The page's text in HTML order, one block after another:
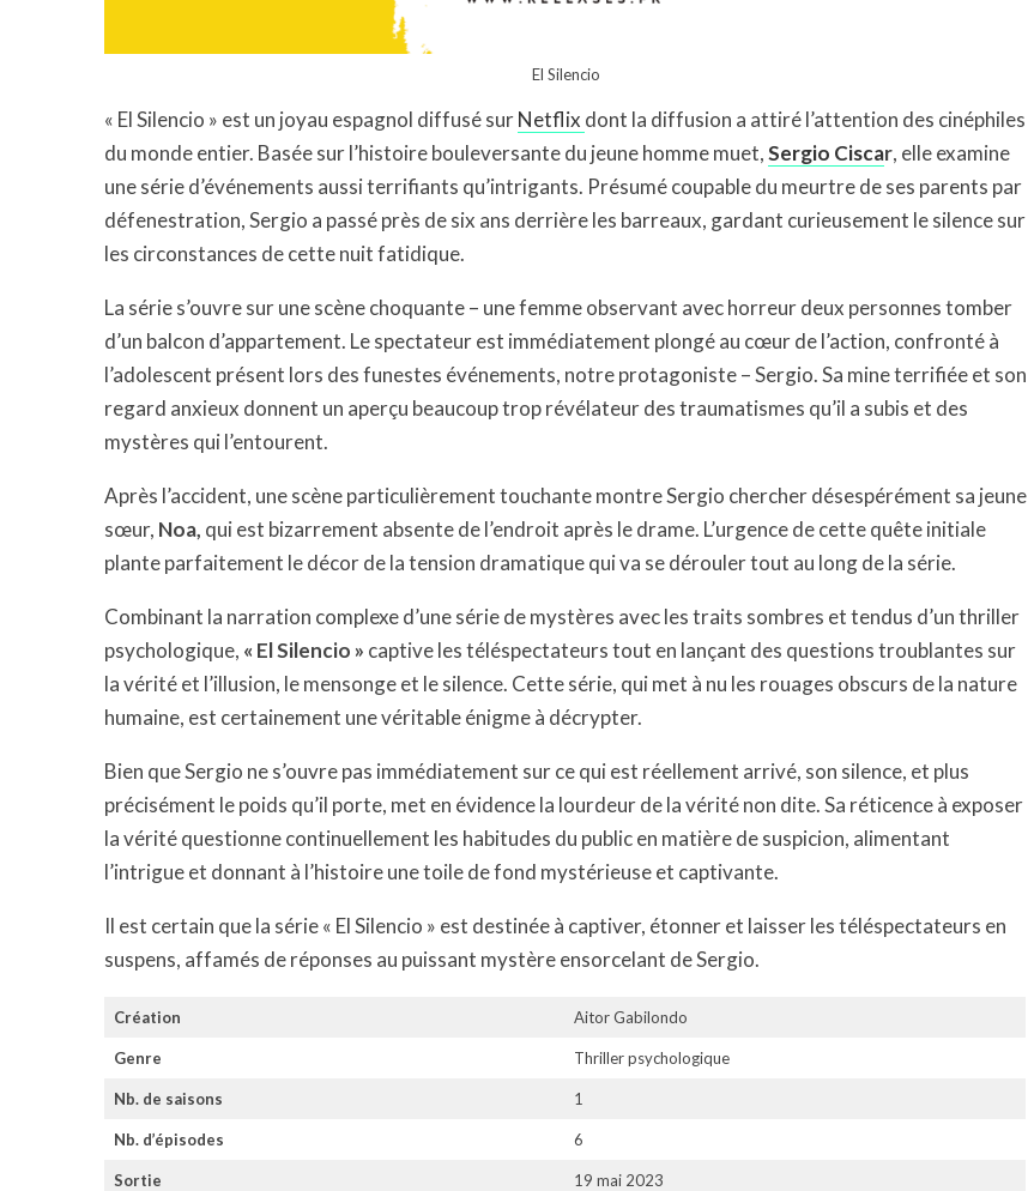
El Silencio
« El Silencio » est un joyau espagnol diffusé surNetflix dont la diffusion a attiré l’attention des cinéphiles
du monde entier. Basée sur l’histoire bouleversante du jeune homme muet,Sergio Ciscar, elle examine
une série d’événements aussi terrifiants qu’intrigants. Présumé coupable du meurtre de ses parents par
défenestration, Sergio a passé près de six ans derrière les barreaux, gardant curieusement le silence sur
les circonstances de cette nuit fatidique.
La série s’ouvre sur une scène choquante – une femme observant avec horreur deux personnes tomber
d’un balcon d’appartement. Le spectateur est immédiatement plongé au cœur de l’action, confronté à
l’adolescent présent lors des funestes événements, notre protagoniste – Sergio. Sa mine terrifiée et son
regard anxieux donnent un aperçu beaucoup trop révélateur des traumatismes qu’il a subis et des
mystères qui l’entourent.
Après l’accident, une scène particulièrement touchante montre Sergio chercher désespérément sa jeune
sœur, Noa, qui est bizarrement absente de l’endroit après le drame. L’urgence de cette quête initiale
plante parfaitement le décor de la tension dramatique qui va se dérouler tout au long de la série.
Combinant la narration complexe d’une série de mystères avec les traits sombres et tendus d’un thriller
psychologique, « El Silencio » captive les téléspectateurs tout en lançant des questions troublantes sur
la vérité et l’illusion, le mensonge et le silence. Cette série, qui met à nu les rouages obscurs de la nature
humaine, est certainement une véritable énigme à décrypter.
Bien que Sergio ne s’ouvre pas immédiatement sur ce qui est réellement arrivé, son silence, et plus
précisément le poids qu’il porte, met en évidence la lourdeur de la vérité non dite. Sa réticence à exposer
la vérité questionne continuellement les habitudes du public en matière de suspicion, alimentant
l’intrigue et donnant à l’histoire une toile de fond mystérieuse et captivante.
Il est certain que la série « El Silencio » est destinée à captiver, étonner et laisser les téléspectateurs en
suspens, affamés de réponses au puissant mystère ensorcelant de Sergio.
Création Aitor Gabilondo
Genre Thriller psychologique
Nb. de saisons 1
Nb. d’épisodes 6
Sortie 19 mai 2023